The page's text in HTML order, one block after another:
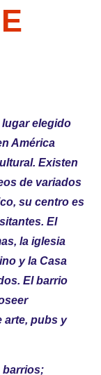
lugarelegido
América
Existen
de variados
su centro es
El
la iglesia
y la Casa
El barrio
arte, pubs y
barrios;